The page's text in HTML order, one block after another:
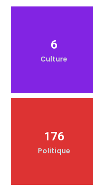
6
Culture
176
Politique